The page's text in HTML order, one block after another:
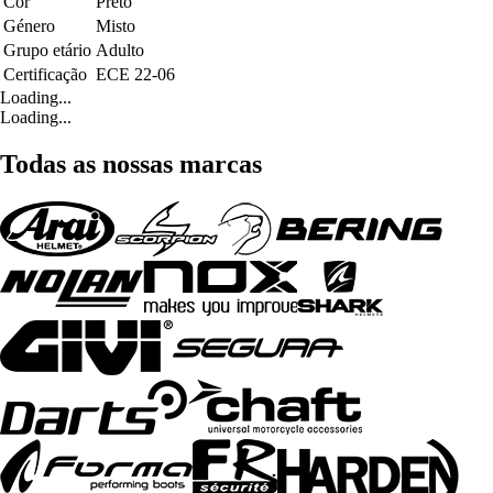
Género
Misto
Grupo etário Adulto
Certificação ECE 22-06
Loading...
Loading...
Todas as nossas marcas